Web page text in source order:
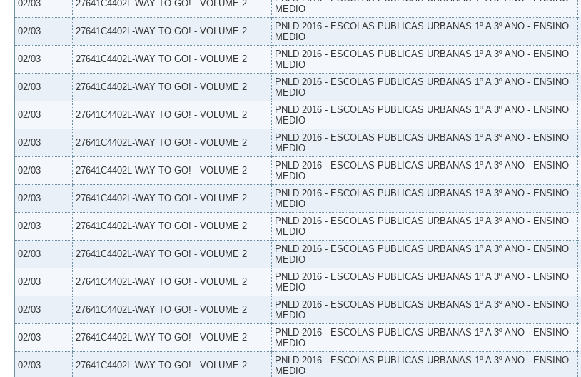
02/03 27641C4402L-WAY TO GO! - VOLUME 2
MEDIO
02/03 27641C4402L-WAY TO GO! - VOLUME 2
PNLD 2016 - ESCOLAS PUBLICAS URBANAS 1º A 3º ANO - ENSINO
MEDIO
02/03 27641C4402L-WAY TO GO! - VOLUME 2
PNLD 2016 - ESCOLAS PUBLICAS URBANAS 1º A 3º ANO - ENSINO
MEDIO
02/03 27641C4402L-WAY TO GO! - VOLUME 2
PNLD 2016 - ESCOLAS PUBLICAS URBANAS 1º A 3º ANO - ENSINO
MEDIO
02/03 27641C4402L-WAY TO GO! - VOLUME 2
PNLD 2016 - ESCOLAS PUBLICAS URBANAS 1º A 3º ANO - ENSINO
MEDIO
02/03 27641C4402L-WAY TO GO! - VOLUME 2
PNLD 2016 - ESCOLAS PUBLICAS URBANAS 1º A 3º ANO - ENSINO
MEDIO
02/03 27641C4402L-WAY TO GO! - VOLUME 2
PNLD 2016 - ESCOLAS PUBLICAS URBANAS 1º A 3º ANO - ENSINO
MEDIO
02/03 27641C4402L-WAY TO GO! - VOLUME 2
PNLD 2016 - ESCOLAS PUBLICAS URBANAS 1º A 3º ANO - ENSINO
MEDIO
02/03 27641C4402L-WAY TO GO! - VOLUME 2
PNLD 2016 - ESCOLAS PUBLICAS URBANAS 1º A 3º ANO - ENSINO
MEDIO
02/03 27641C4402L-WAY TO GO! - VOLUME 2
PNLD 2016 - ESCOLAS PUBLICAS URBANAS 1º A 3º ANO - ENSINO
MEDIO
02/03 27641C4402L-WAY TO GO! - VOLUME 2
PNLD 2016 - ESCOLAS PUBLICAS URBANAS 1º A 3º ANO - ENSINO
MEDIO
02/03 27641C4402L-WAY TO GO! - VOLUME 2
PNLD 2016 - ESCOLAS PUBLICAS URBANAS 1º A 3º ANO - ENSINO
MEDIO
02/03 27641C4402L-WAY TO GO! - VOLUME 2
PNLD 2016 - ESCOLAS PUBLICAS URBANAS 1º A 3º ANO - ENSINO
MEDIO
02/03 27641C4402L-WAY TO GO! - VOLUME 2
PNLD 2016 - ESCOLAS PUBLICAS URBANAS 1º A 3º ANO - ENSINO
MEDIO